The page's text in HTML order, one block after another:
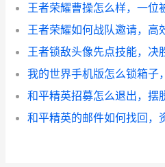
王者荣耀曹操怎么样，一位
王者锁敌头像先点技能，决
和平精英招募怎么退出，摆